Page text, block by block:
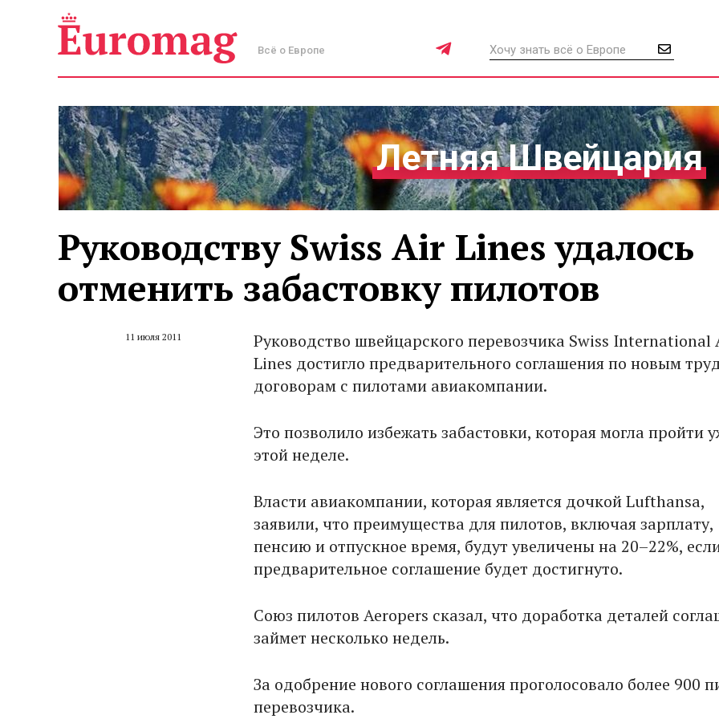
Всё о Европе
Летняя Швейцария
Руководству Swiss Air Lines удалось
отменить забастовку пилотов
11 июля 2011
Руководство швейцарского перевозчика Swiss International
Lines достигло предварительного соглашения по новым
договорам с пилотами авиакомпании.
Это позволило избежать забастовки, которая могла пройти
этой неделе.
Власти авиакомпании, которая является дочкой Lufthansa,
заявили, что преимущества для пилотов, включая зарплату,
пенсию и отпускное время, будут увеличены на 20–22%,
предварительное соглашение будет достигнуто.
Союз пилотов Aeropers сказал, что доработка деталей
займет несколько недель.
За одобрение нового соглашения проголосовало более 900
перевозчика.